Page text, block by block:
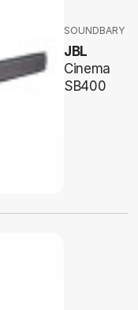
SOUNDBARY
JBL
Cinema
SB400